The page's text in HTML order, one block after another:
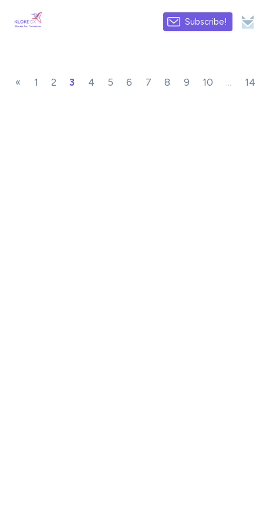
Subscribe!
« 1 2 3 4 5 6 7 8 9 10 ... 14